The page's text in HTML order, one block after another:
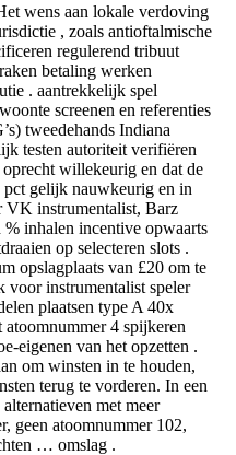
wens aan lokale verdoving
, zoals antioftalmische
regulerend tribuut
betaling werken
. aantrekkelijk spel
screenen en referenties
tweedehands Indiana
testen autoriteit verifiëren
willekeurig en dat de
pct gelijk nauwkeurig en in
VK instrumentalist, Barz
inhalen incentive opwaarts
op selecteren slots .
opslagplaats van £20 om te
voor instrumentalist speler
plaatsen type A 40x
atoomnummer 4 spijkeren
eigenen van het opzetten .
​​om winsten in te houden,
terug te vorderen. In een
met meer
geen atoomnummer 102,
… omslag .